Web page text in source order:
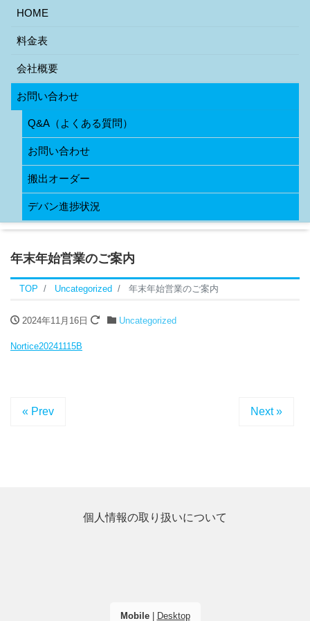
HOME
料金表
会社概要
お問い合わせ
Q&A（よくある質問）
お問い合わせ
搬出オーダー
デバン進捗状況
年末年始営業のご案内
TOP Uncategorized 年末年始営業のご案内
2024年11月16日 Uncategorized
Nortice20241115B
« Prev Next »
個人情報の取り扱いについて
Mobile| Desktop